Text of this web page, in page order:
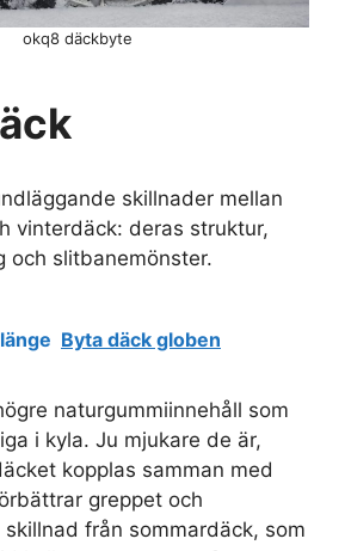
skillnader mellan
vinterdäck: deras struktur,
och slitbanemönster.
Byta däck globen
naturgummiinnehåll som
i kyla. Ju mjukare de är,
kopplas samman med
greppet och
från sommardäck, som
okq8 däckbyte